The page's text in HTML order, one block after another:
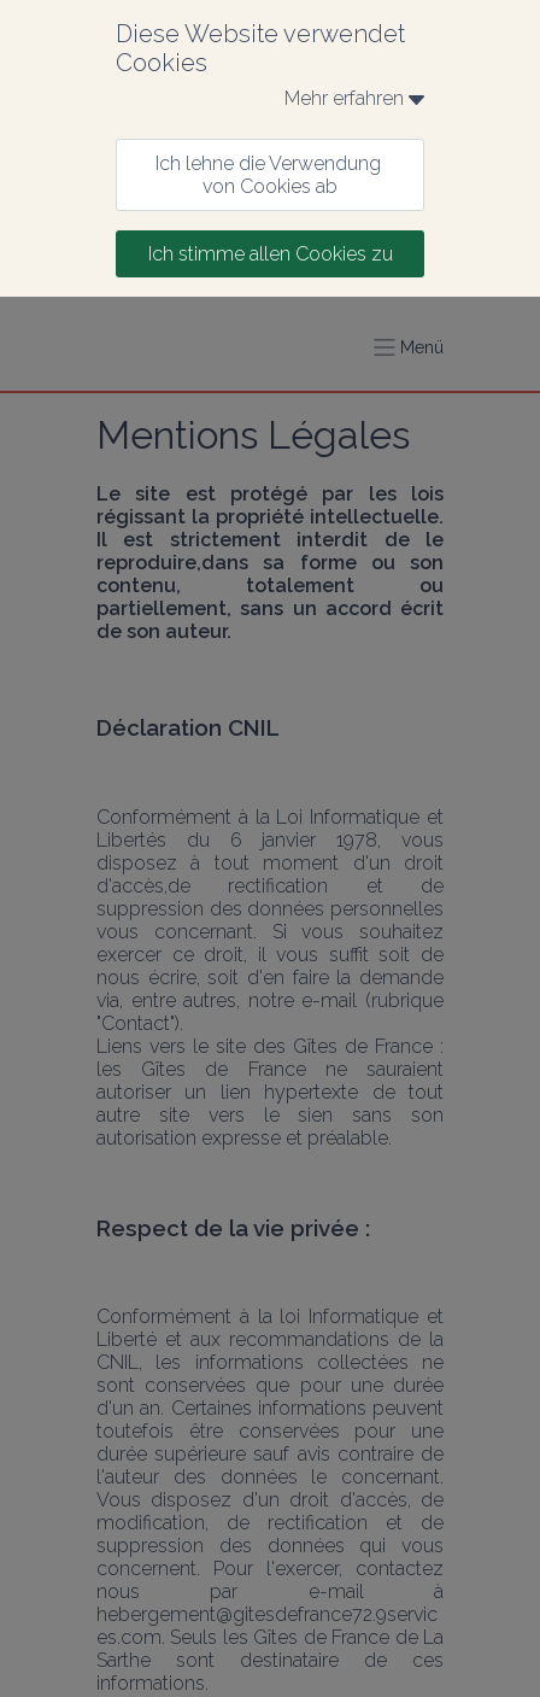
Diese Website verwendet
Cookies
Mehr erfahren
Ich lehne die Verwendung
von Cookies ab
Ich stimme allen Cookies zu
Menü
Mentions Légales
Le site est protégé par les lois
régissant la propriété intellectuelle.
Il est strictement interdit de le
reproduire,dans sa forme ou son
contenu, totalement ou
partiellement, sans un accord écrit
de son auteur.
Déclaration CNIL
Conformément à la Loi Informatique et
Libertés du 6 janvier 1978, vous
disposez à tout moment d'un droit
d'accès,de rectification et de
suppression des données personnelles
vous concernant. Si vous souhaitez
exercer ce droit, il vous suffit soit de
nous écrire, soit d'en faire la demande
via, entre autres, notre e-mail (rubrique
"Contact").
Liens vers le site des Gîtes de France :
les Gîtes de France ne sauraient
autoriser un lien hypertexte de tout
autre site vers le sien sans son
autorisation expresse et préalable.
Respect de la vie privée :
Conformément à la loi Informatique et
Liberté et aux recommandations de la
CNIL, les informations collectées ne
sont conservées que pour une durée
d'un an. Certaines informations peuvent
toutefois être conservées pour une
durée supérieure sauf avis contraire de
l'auteur des données le concernant.
Vous disposez d'un droit d'accès, de
modification, de rectification et de
suppression des données qui vous
concernent. Pour l'exercer, contactez
nous par e-mail à
hebergement@gitesdefrance72.9servic
es.com. Seuls les Gîtes de France de La
Sarthe sont destinataire de ces
informations.